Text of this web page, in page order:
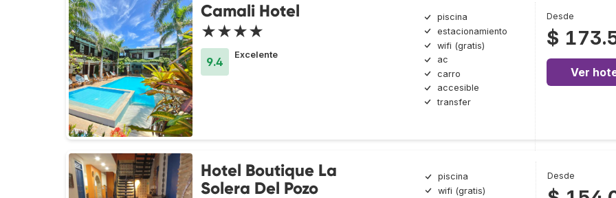
Camali Hotel
★★★★
9.4
Excelente
piscina
estacionamiento
wifi (gratis)
ac
carro
accesible
transfer
Desde
$
Ver
Hotel Boutique La
Solera Del Pozo
piscina
wifi (gratis)
Desde